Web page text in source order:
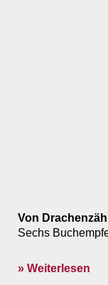
Von
Sechs
» Weiterlesen